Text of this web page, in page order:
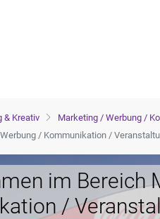
& Kreativ
Marketing / Werbung /
/ Kommunikation /
im Bereich
/